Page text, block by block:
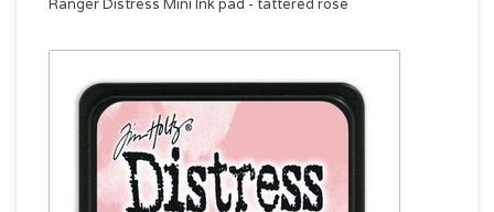
Ranger Distress Mini Ink pad - tattered rose